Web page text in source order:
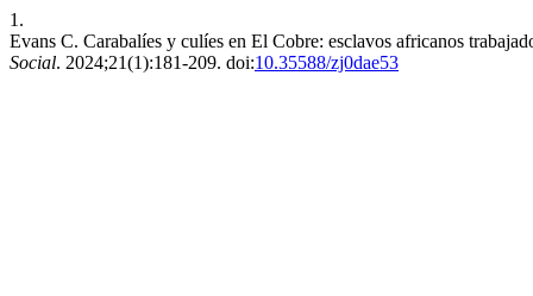
1.
Evans C. Carabalíes y culíes en El Cobre: esclavos africanos
Social. 2024;21(1):181-209. doi:10.35588/zj0dae53